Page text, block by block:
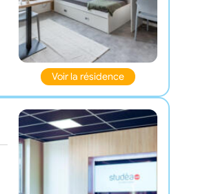
Voir la résidence